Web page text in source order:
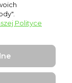
Polityce